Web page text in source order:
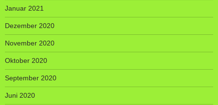
Januar 2021
Dezember 2020
November 2020
Oktober 2020
September 2020
Juni 2020